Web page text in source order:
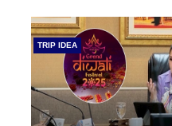
TRIP IDEA